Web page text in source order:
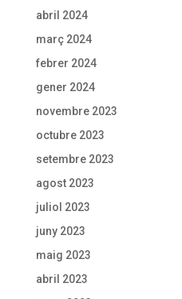
abril 2024
març 2024
febrer 2024
gener 2024
novembre 2023
octubre 2023
setembre 2023
agost 2023
juliol 2023
juny 2023
maig 2023
abril 2023